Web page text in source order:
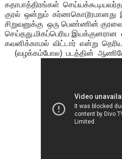
கதாபாத்திரங்கள்
குரல் ஒன்றும்
சிறுவனுக்கு ஒரு பெண்ணின்
செய்தது.மிகப்பெரிய
கவனிக்காமல் விட்டார் என்று
(வழக்கம்போல) படத்தின்